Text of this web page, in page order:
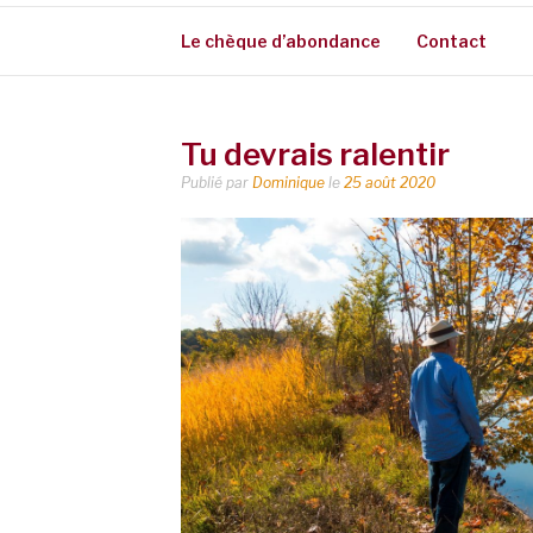
Le chèque d’abondance Contact
Tu devrais ralentir
Publié par Dominique le 25 août 2020